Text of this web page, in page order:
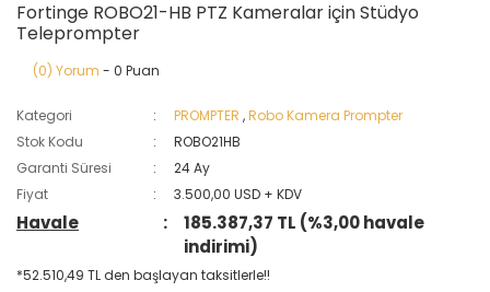
Fortinge ROBO21-HB PTZ Kameralar için Stüdyo
Teleprompter
(0) Yorum - 0 Puan
Kategori PROMPTER ,Robo Kamera Prompter
Stok Kodu
ROBO21HB
Garanti Süresi
24 Ay
Fiyat
3.500,00 USD + KDV
Havale
185.387,37 TL (%3,00 havale
indirimi)
*52.510,49 TL den başlayan taksitlerle!!